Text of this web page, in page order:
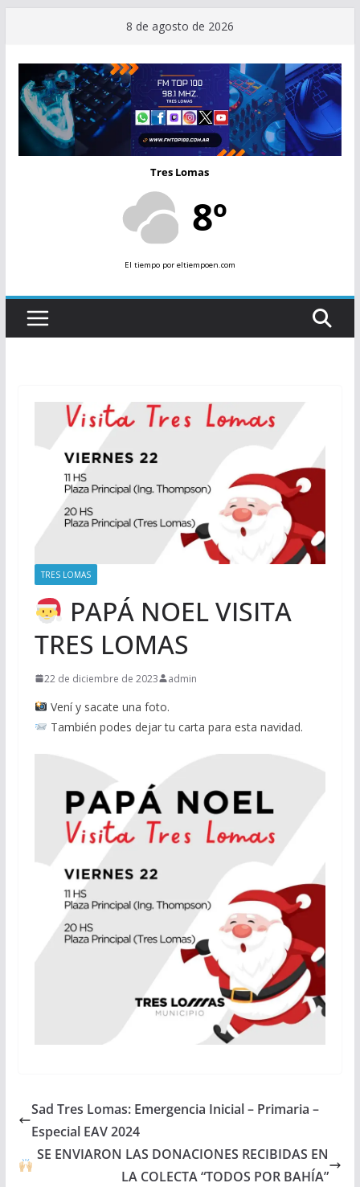
contenido
8 de agosto de 2026
Tres Lomas
8º
El tiempopor eltiempoen.com
TRES LOMAS
PAPÁ NOEL VISITA
TRES LOMAS
22 de diciembre de 2023 admin
Vení y sacate una foto.
También podes dejar tu carta para esta navidad.
Sad Tres Lomas: Emergencia Inicial – Primaria –
Especial EAV 2024
SE ENVIARON LAS DONACIONES RECIBIDAS EN
LA COLECTA “TODOS POR BAHÍA”